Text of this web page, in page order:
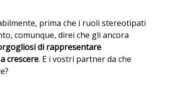
prima che i ruoli stereotipati
comunque, direi che gli ancora
di rappresentare
crescere. E i vostri partner da che